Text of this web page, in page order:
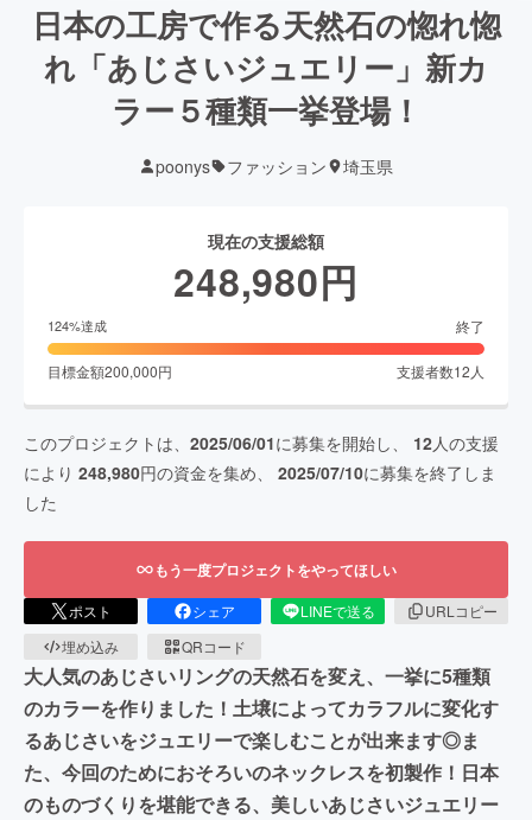
日本の工房で作る天然石の惚れ惚
れ「あじさいジュエリー」新カ
ラー５種類一挙登場！
poonys ファッション 埼玉県
現在の支援総額
248,980円
124%達成 終了
目標金額200,000円 支援者数12 人
このプロジェクトは、 2025/06/01に募集を開始し、 12人の支援
により 248,980円の資金を集め、 2025/07/10に募集を終了しま
した
もう一度プロジェクトをやってほしい
ポスト シェア LINEで送る
URLコピー
埋め込み
QRコード
大人気のあじさいリングの天然石を変え、一挙に5種類
のカラーを作りました！土壌によってカラフルに変化す
るあじさいをジュエリーで楽しむことが出来ます◎ま
た、今回のためにおそろいのネックレスを初製作！日本
のものづくりを堪能できる、美しいあじさいジュエリー